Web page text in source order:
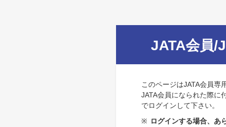
JATA会員/
このページはJATA会員専
JATA会員になられた際に
でログインして下さい。
※ ログインする場合、あ